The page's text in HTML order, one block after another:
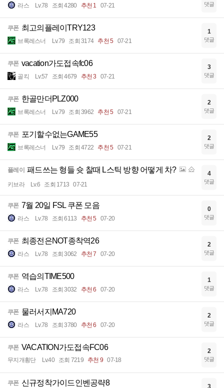
라스 Lv.78 조회 4280 추천 1 07-21 댓글
쿠폰 최고의플레이TRY123
브록레스너 Lv.79 조회 3174 추천 5 07-21
1
댓글
쿠폰 vacation가도접속fc06
골킥 Lv.57 조회 4679 추천 3 07-21
3
댓글
쿠폰 한골만더PLZ000
브록레스너 Lv.79 조회 3962 추천 5 07-21
2
댓글
쿠폰 포기할수없는GAME55
브록레스너 Lv.79 조회 4722 추천 5 07-21
2
댓글
플레이 패드쓰는 형들 슛 찰때 L스틱 방향 어떻게 차?
키브라 Lv.6 조회 1713 07-21
4
댓글
쿠폰 7월 20일 FSL 쿠폰 모음
라스 Lv.78 조회 6113 추천 5 07-20
0
댓글
쿠폰 최종전은NOT종착역26
라스 Lv.78 조회 3062 추천 7 07-20
2
댓글
쿠폰 역습의TIME500
라스 Lv.78 조회 3032 추천 6 07-20
1
댓글
쿠폰 물러서지MA720
라스 Lv.78 조회 3780 추천 6 07-20
2
댓글
쿠폰 VACATION가도접속FC06
무지개횡단 Lv.40 조회 7219 추천 9 07-18
2
댓글
쿠폰 신규정착가이드인벤공략8 3